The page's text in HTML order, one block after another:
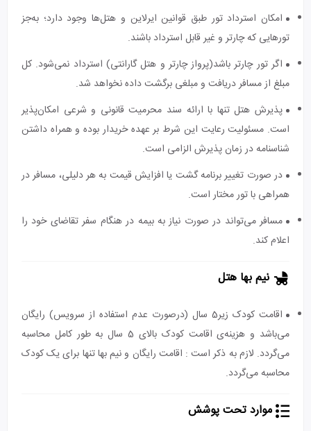
امکان استرداد تور طبق قوانین ایرلاین و هتل‌ها وجود دارد؛ به‌جز
تورهایی که چارتر و غیر قابل استرداد باشند.
اگر تور چارتر باشد(پرواز چارتر و هتل گارانتی) استرداد نمی‌شود. کل
مبلغ از مسافر دریافت و مبلغی برگشت داده نخواهد شد.
پذیرش هتل تنها با ارائه سند محرمیت قانونی و شرعی امکان‌پذیر
است. مسئولیت رعایت این شرط بر عهده خریدار بوده و همراه داشتن
شناسنامه در زمان پذیرش الزامی است.
در صورت تغییر برنامه گشت یا افزایش قیمت به هر دلیلی، مسافر در
همراهی با تور مختار است.
مسافر می‌تواند در صورت نیاز به بیمه در هنگام سفر تقاضای خود را
اعلام کند.
نیم بها هتل
اقامت کودک زیر5 سال (درصورت عدم استفاده از سرویس) رایگان
می‌باشد و هزینه‌ی اقامت کودک بالای 5 سال به طور کامل محاسبه
می‌گردد. لازم به ذکر است : اقامت رایگان و نیم بها تنها برای یک کودک
محاسبه می‌گردد.
موارد تحت پوشش